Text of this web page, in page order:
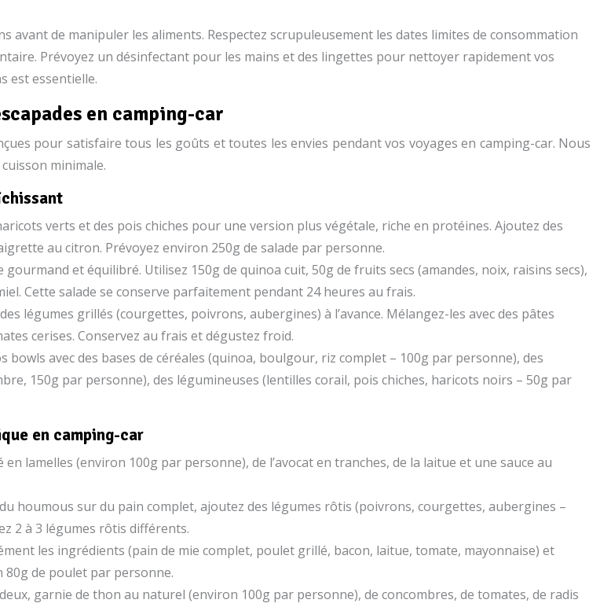
avant de manipuler les aliments. Respectez scrupuleusement les dates limites de consommation
Prévoyez un désinfectant pour les mains et des lingettes pour nettoyer rapidement vos
est essentielle.
en camping-car
pour satisfaire tous les goûts et toutes les envies pendant vos voyages en camping-car. Nous
minimale.
verts et des pois chiches pour une version plus végétale, riche en protéines. Ajoutez des
au citron. Prévoyez environ 250g de salade par personne.
gourmand et équilibré. Utilisez 150g de quinoa cuit, 50g de fruits secs (amandes, noix, raisins secs),
Cette salade se conserve parfaitement pendant 24 heures au frais.
légumes grillés (courgettes, poivrons, aubergines) à l’avance. Mélangez-les avec des pâtes
cerises. Conservez au frais et dégustez froid.
bowls avec des bases de céréales (quinoa, boulgour, riz complet – 100g par personne), des
150g par personne), des légumineuses (lentilles corail, pois chiches, haricots noirs – 50g par
en camping-car
lamelles (environ 100g par personne), de l’avocat en tranches, de la laitue et une sauce au
houmous sur du pain complet, ajoutez des légumes rôtis (poivrons, courgettes, aubergines –
2 à 3 légumes rôtis différents.
les ingrédients (pain de mie complet, poulet grillé, bacon, laitue, tomate, mayonnaise) et
80g de poulet par personne.
garnie de thon au naturel (environ 100g par personne), de concombres, de tomates, de radis